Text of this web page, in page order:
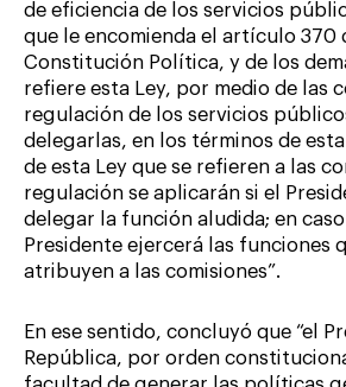
de eficiencia de los servicios
que le encomienda el artículo 370
Constitución Política, y de los
refiere esta Ley, por medio de las
regulación de los servicios
delegarlas, en los términos de esta
de esta Ley que se refieren a las
regulación se aplicarán si el
delegar la función aludida; en
Presidente ejercerá las funciones
atribuyen a las comisiones”.
En ese sentido, concluyó que “el
República, por orden